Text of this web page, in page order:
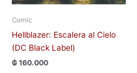
Comic
Hellblazer: Escalera al Cielo
(DC Black Label)
₲ 160.000